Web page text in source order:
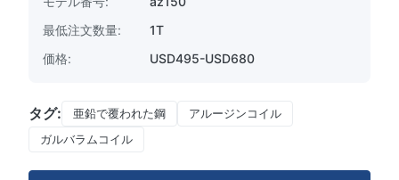
最低注文数量:
1T
価格:
USD495-USD680
タグ: 亜鉛で覆われた鋼
アルージンコイル
ガルバラムコイル